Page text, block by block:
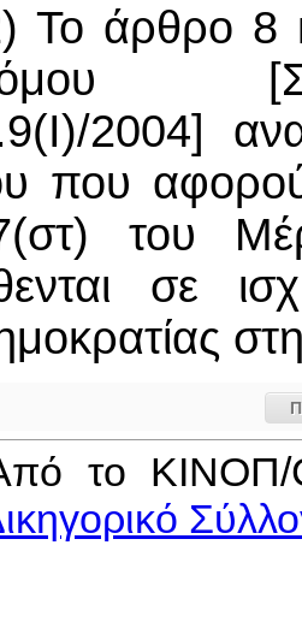
Το άρθρο 8
2004]
που
του
σε
το